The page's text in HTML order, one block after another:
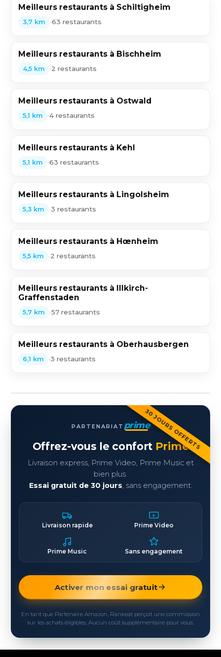
Meilleurs restaurants à Schiltigheim
3,7 km •63 restaurants
Meilleurs restaurants à Bischheim
4,5 km •2 restaurants
Meilleurs restaurants à Ostwald
5,1 km •4 restaurants
Meilleurs restaurants à Kehl
5,1 km •63 restaurants
Meilleurs restaurants à Lingolsheim
5,3 km •3 restaurants
Meilleurs restaurants à Hœnheim
5,5 km •2 restaurants
Meilleurs restaurants à Illkirch-
Graffenstaden
5,7 km •57 restaurants
Meilleurs restaurants à Oberhausbergen
6,1 km •3 restaurants
30 JOURS OFFERTS
PARTENARIAT prime
Offrez-vous le confort Prime
Livraison express, Prime Video, Prime Music et
bien plus.
Essai gratuit de 30 jours , sans engagement.
Livraison rapide Prime Video
Prime Music Sans engagement
Activer mon essai gratuit
En tant que Partenaire Amazon, Rankeat perçoit une commission
sur les achats éligibles. Aucun coût supplémentaire pour vous.